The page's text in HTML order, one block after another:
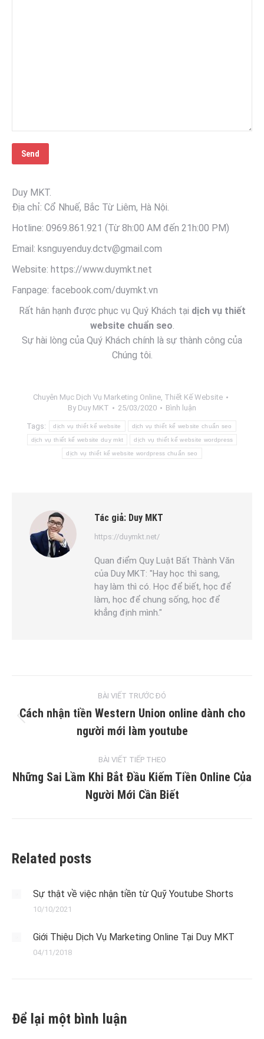
Duy MKT.
Địa chỉ: Cổ Nhuế, Bắc Từ Liêm, Hà Nội.
Hotline: 0969.861.921 (Từ 8h:00 AM đến 21h:00 PM)
Email: ksnguyenduy.dctv@gmail.com
Website: https://www.duymkt.net
Fanpage: facebook.com/duymkt.vn
Rất hân hạnh được phục vụ Quý Khách tại dịch vụ thiết
website chuẩn seo.
Sự hài lòng của Quý Khách chính là sự thành công của
Chúng tôi.
Chuyên Mục Dịch Vụ Marketing Online, Thiết Kế Website
By Duy MKT 25/03/2020 Bình luận
Tags: dịch vụ thiết kế website dịch vụ thiết kế website chuẩn seo
dịch vụ thiết kế website duy mkt dịch vụ thiết kế website wordpress
dịch vụ thiết kế website wordpress chuẩn seo
Tác giả: Duy MKT
https://duymkt.net/
Quan điểm Quy Luật Bất Thành Văn
của Duy MKT: "Hay học thì sang,
hay làm thì có. Học để biết, học để
làm, học để chung sống, học để
khẳng định mình."
navigation
BÀI VIẾT TRƯỚC ĐÓ
post:
Cách nhận tiền Western Union online dành cho
người mới làm youtube
BÀI VIẾT TIẾP THEO
post:
Những Sai Lầm Khi Bắt Đầu Kiếm Tiền Online Của
Người Mới Cần Biết
Related posts
Sự thật về việc nhận tiền từ Quỹ Youtube Shorts
10/10/2021
Giới Thiệu Dịch Vụ Marketing Online Tại Duy MKT
04/11/2018
Để lại một bình luận